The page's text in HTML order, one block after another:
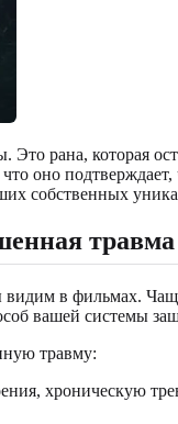
рана, которая
оно
собственных
травма
в фильмах.
вашей системы
травму:
хроническую